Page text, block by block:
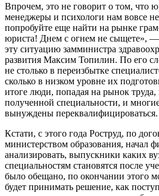
Впрочем, это не говорит о том, что
менеджеры и психологи нам вовсе
попробуйте еще найти на рынке
юриста! Днем с огнем не сыщете», —
эту ситуацию замминистра
развития Максим Топилин. По его
не столько в переизбытке
сколько в низком уровне их
итоге люди, попадая на рынок труда,
полученной специальности, и
вынуждены переквалифицироваться.
Кстати, с этого года Роструд, по
министерством образования, начал
анализировать, выпускники каких
специальностям становятся после
было обещано, по окончании этого
будет принимать решение, как